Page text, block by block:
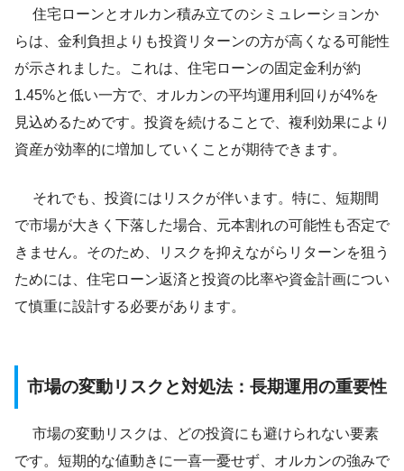
住宅ローンとオルカン積み立てのシミュレーションか
らは、金利負担よりも投資リターンの方が高くなる可能性
が示されました。これは、住宅ローンの固定金利が約
1.45%と低い一方で、オルカンの平均運用利回りが4%を
見込めるためです。投資を続けることで、複利効果により
資産が効率的に増加していくことが期待できます。
それでも、投資にはリスクが伴います。特に、短期間
で市場が大きく下落した場合、元本割れの可能性も否定で
きません。そのため、リスクを抑えながらリターンを狙う
ためには、住宅ローン返済と投資の比率や資金計画につい
て慎重に設計する必要があります。
市場の変動リスクと対処法：長期運用の重要性
市場の変動リスクは、どの投資にも避けられない要素
です。短期的な値動きに一喜一憂せず、オルカンの強みで